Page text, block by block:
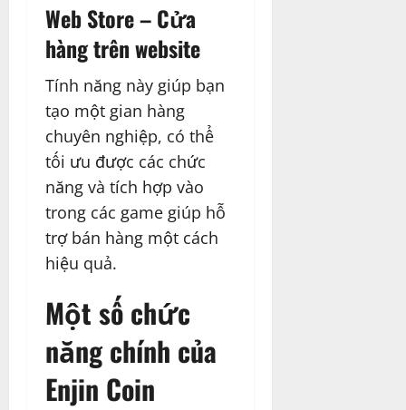
Web Store – Cửa
hàng trên website
Tính năng này giúp bạn
tạo một gian hàng
chuyên nghiệp, có thể
tối ưu được các chức
năng và tích hợp vào
trong các game giúp hỗ
trợ bán hàng một cách
hiệu quả.
Một số chức
năng chính của
Enjin Coin